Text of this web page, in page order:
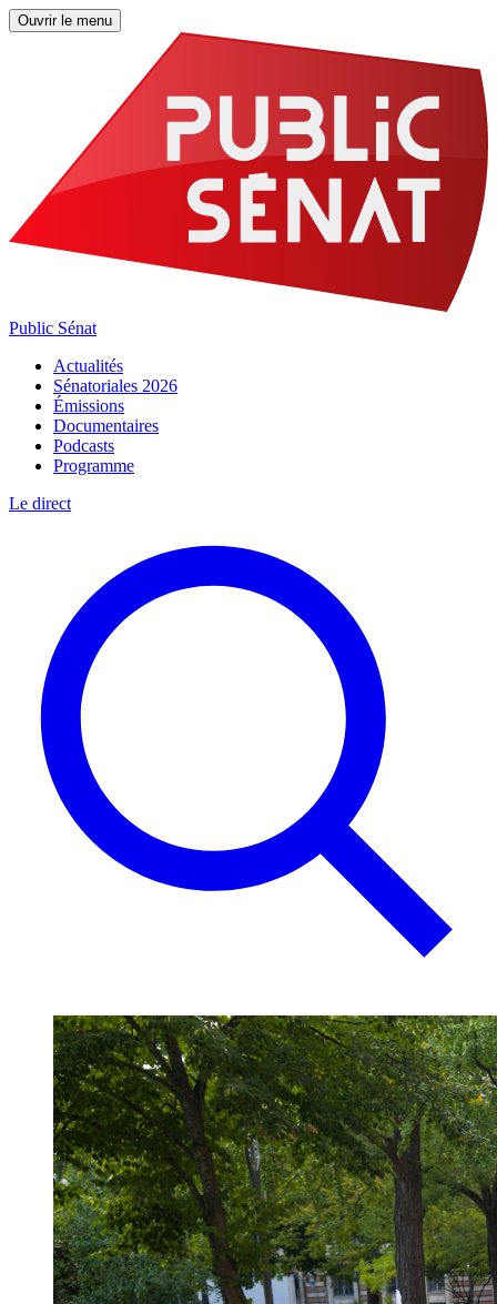
Ouvrir le menu
Public Sénat
Actualités
Sénatoriales 2026
Émissions
Documentaires
Podcasts
Programme
Le direct